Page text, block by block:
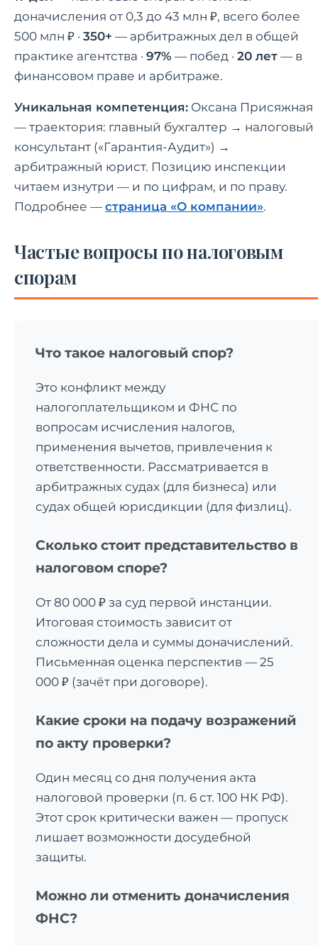
доначисления от 0,3 до 43 млн ₽, всего более
500 млн ₽ · 350+ — арбитражных дел в общей
практике агентства · 97% — побед · 20 лет — в
финансовом праве и арбитраже.
Уникальная компетенция: Оксана Присяжная
— траектория: главный бухгалтер → налоговый
консультант («Гарантия-Аудит») →
арбитражный юрист. Позицию инспекции
читаем изнутри — и по цифрам, и по праву.
Подробнее — страница «О компании».
Частые вопросы по налоговым
спорам
Что такое налоговый спор?
Это конфликт между
налогоплательщиком и ФНС по
вопросам исчисления налогов,
применения вычетов, привлечения к
ответственности. Рассматривается в
арбитражных судах (для бизнеса) или
судах общей юрисдикции (для физлиц).
Сколько стоит представительство в
налоговом споре?
От 80 000 ₽ за суд первой инстанции.
Итоговая стоимость зависит от
сложности дела и суммы доначислений.
Письменная оценка перспектив — 25
000 ₽ (зачёт при договоре).
Какие сроки на подачу возражений
по акту проверки?
Один месяц со дня получения акта
налоговой проверки (п. 6 ст. 100 НК РФ).
Этот срок критически важен — пропуск
лишает возможности досудебной
защиты.
Можно ли отменить доначисления
ФНС?